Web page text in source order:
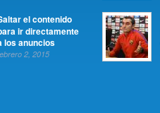
el contenido
ir directamente
los anuncios
2, 2015